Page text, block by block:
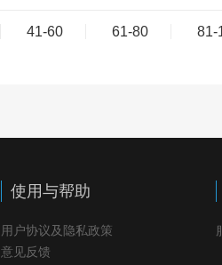
41-60 61-80 81-
使用与帮助
用户协议及隐私政策
意见反馈